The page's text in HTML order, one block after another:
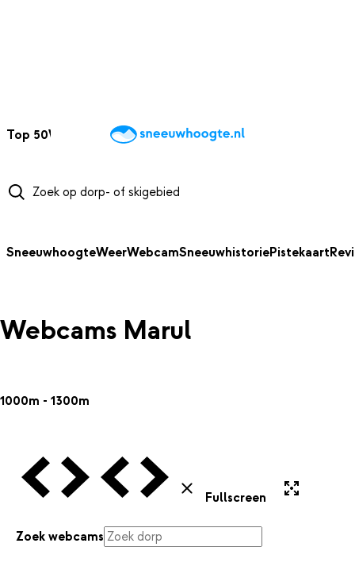
Top 50Webcams WintersportweerKaarten
SneeuwhoogteWeerWebcamSneeuwhistoriePistekaart
Webcams Marul
1000m - 1300m
Vorige Webcam
Volgende Webcam
Vorige Webcam
Volgende Webcam
Sluiten
Fullscreen
Zoek webcams